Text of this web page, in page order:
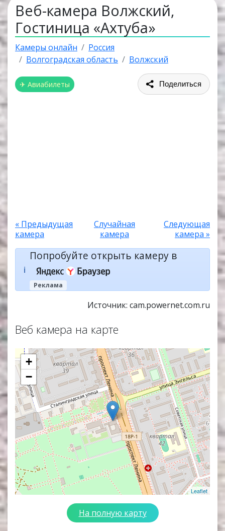
Веб-камера Волжский,
Гостиница «Ахтуба»
Камеры онлайн
Россия
Волгоградская область
Волжский
✈ Авиабилеты Поделиться
« Предыдущая
камера
Случайная
камера
Следующая
камера »
ℹ️
Попробуйте открыть камеру в
Реклама
Источник: cam.powernet.com.ru
Веб камера на карте
+
−
Leaflet
На полную карту